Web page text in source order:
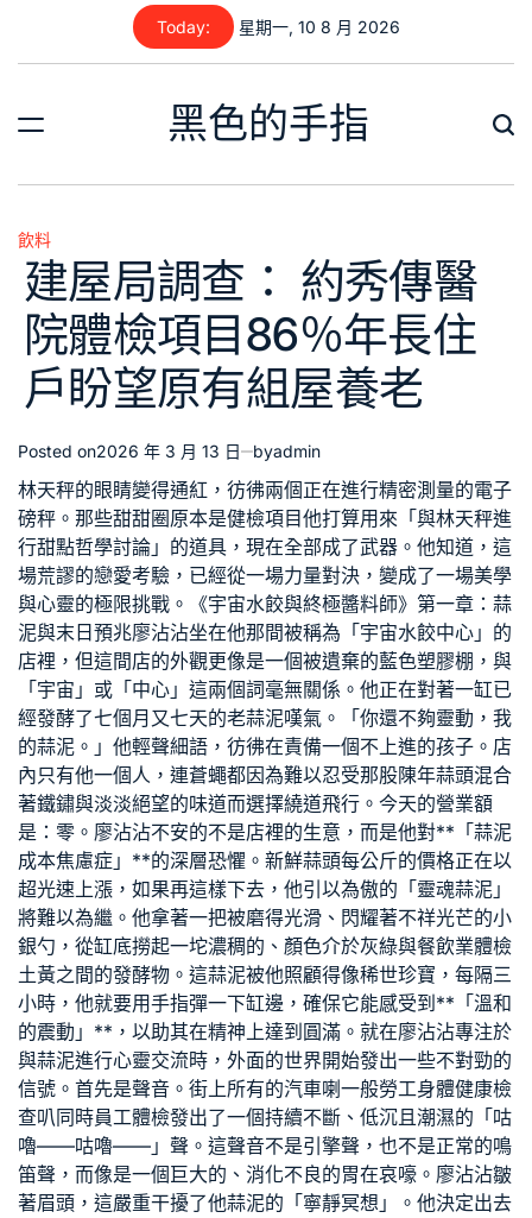
content
Today: 星期一, 10 8 月 2026
黑色的手指
Posted
in
飲料
建屋局調查： 約秀傳醫
院體檢項目86％年長住
戶盼望原有組屋養老
Posted on2026 年 3 月 13 日 byadmin
林天秤的眼睛變得通紅，彷彿兩個正在進行精密測量的電子
磅秤。那些甜甜圈原本是健檢項目他打算用來「與林天秤進
行甜點哲學討論」的道具，現在全部成了武器。他知道，這
場荒謬的戀愛考驗，已經從一場力量對決，變成了一場美學
與心靈的極限挑戰。《宇宙水餃與終極醬料師》第一章：蒜
泥與末日預兆廖沾沾坐在他那間被稱為「宇宙水餃中心」的
店裡，但這間店的外觀更像是一個被遺棄的藍色塑膠棚，與
「宇宙」或「中心」這兩個詞毫無關係。他正在對著一缸已
經發酵了七個月又七天的老蒜泥嘆氣。「你還不夠靈動，我
的蒜泥。」他輕聲細語，彷彿在責備一個不上進的孩子。店
內只有他一個人，連蒼蠅都因為難以忍受那股陳年蒜頭混合
著鐵鏽與淡淡絕望的味道而選擇繞道飛行。今天的營業額
是：零。廖沾沾不安的不是店裡的生意，而是他對**「蒜泥
成本焦慮症」**的深層恐懼。新鮮蒜頭每公斤的價格正在以
超光速上漲，如果再這樣下去，他引以為傲的「靈魂蒜泥」
將難以為繼。他拿著一把被磨得光滑、閃耀著不祥光芒的小
銀勺，從缸底撈起一坨濃稠的、顏色介於灰綠與餐飲業體檢
土黃之間的發酵物。這蒜泥被他照顧得像稀世珍寶，每隔三
小時，他就要用手指彈一下缸邊，確保它能感受到**「溫和
的震動」**，以助其在精神上達到圓滿。就在廖沾沾專注於
與蒜泥進行心靈交流時，外面的世界開始發出一些不對勁的
信號。首先是聲音。街上所有的汽車喇一般勞工身體健康檢
查叭同時員工體檢發出了一個持續不斷、低沉且潮濕的「咕
嚕——咕嚕——」聲。這聲音不是引擎聲，也不是正常的鳴
笛聲，而像是一個巨大的、消化不良的胃在哀嚎。廖沾沾皺
著眉頭，這嚴重干擾了他蒜泥的「寧靜冥想」。他決定出去